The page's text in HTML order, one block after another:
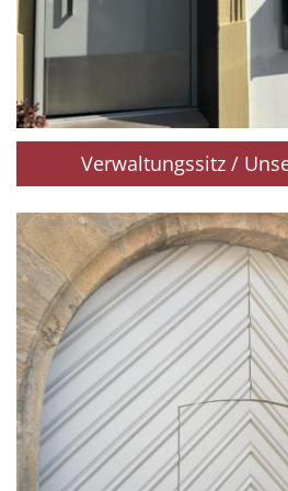
Verwaltungssitz /